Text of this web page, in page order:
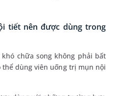
tiết nên được dùng trong
chữa song không phải bất
dùng viên uống trị mụn nội